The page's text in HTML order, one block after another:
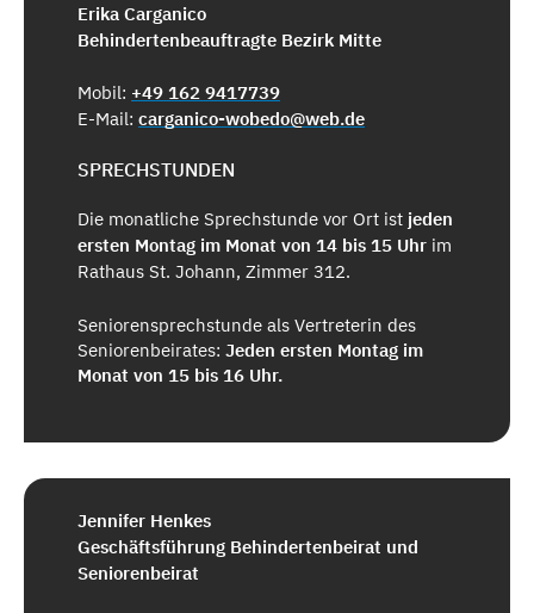
Erika Carganico
Behindertenbeauftragte Bezirk Mitte
Mobil: +49 162 9417739
E-Mail: carganico-wobedo@web.de
SPRECHSTUNDEN
Die monatliche Sprechstunde vor Ort ist jeden
ersten Montag im Monat von 14 bis 15 Uhr im
Rathaus St. Johann, Zimmer 312.
Seniorensprechstunde als Vertreterin des
Seniorenbeirates: Jeden ersten Montag im
Monat von 15 bis 16 Uhr.
Jennifer Henkes
Geschäftsführung Behindertenbeirat und
Seniorenbeirat